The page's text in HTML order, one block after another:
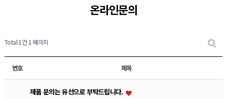
온라인문의
Total 1건 1 페이지
번호 제목
제품 문의는 유선으로 부탁드립니다.